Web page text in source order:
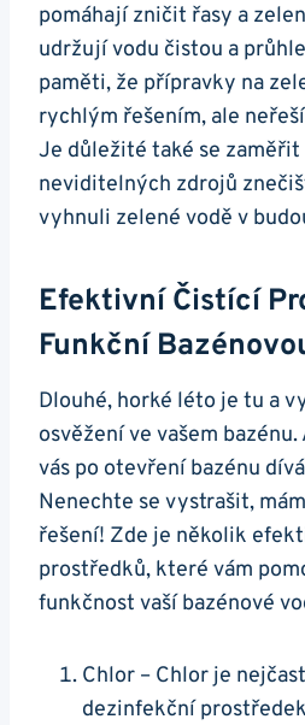
pomáhají zničit řasy a
udržují vodu čistou a
paměti, že přípravky na
rychlým řešením, ale
Je důležité také se zaměřit
neviditelných zdrojů
vyhnuli zelené vodě v
Efektivní Čistící
Funkční
Dlouhé, horké léto je tu a
osvěžení ve vašem
vás po otevření bazénu
Nenechte se vystrašit,
řešení! Zde je několik
prostředků, které vám
funkčnost vaší bazénové
Chlor – Chlor je
dezinfekční